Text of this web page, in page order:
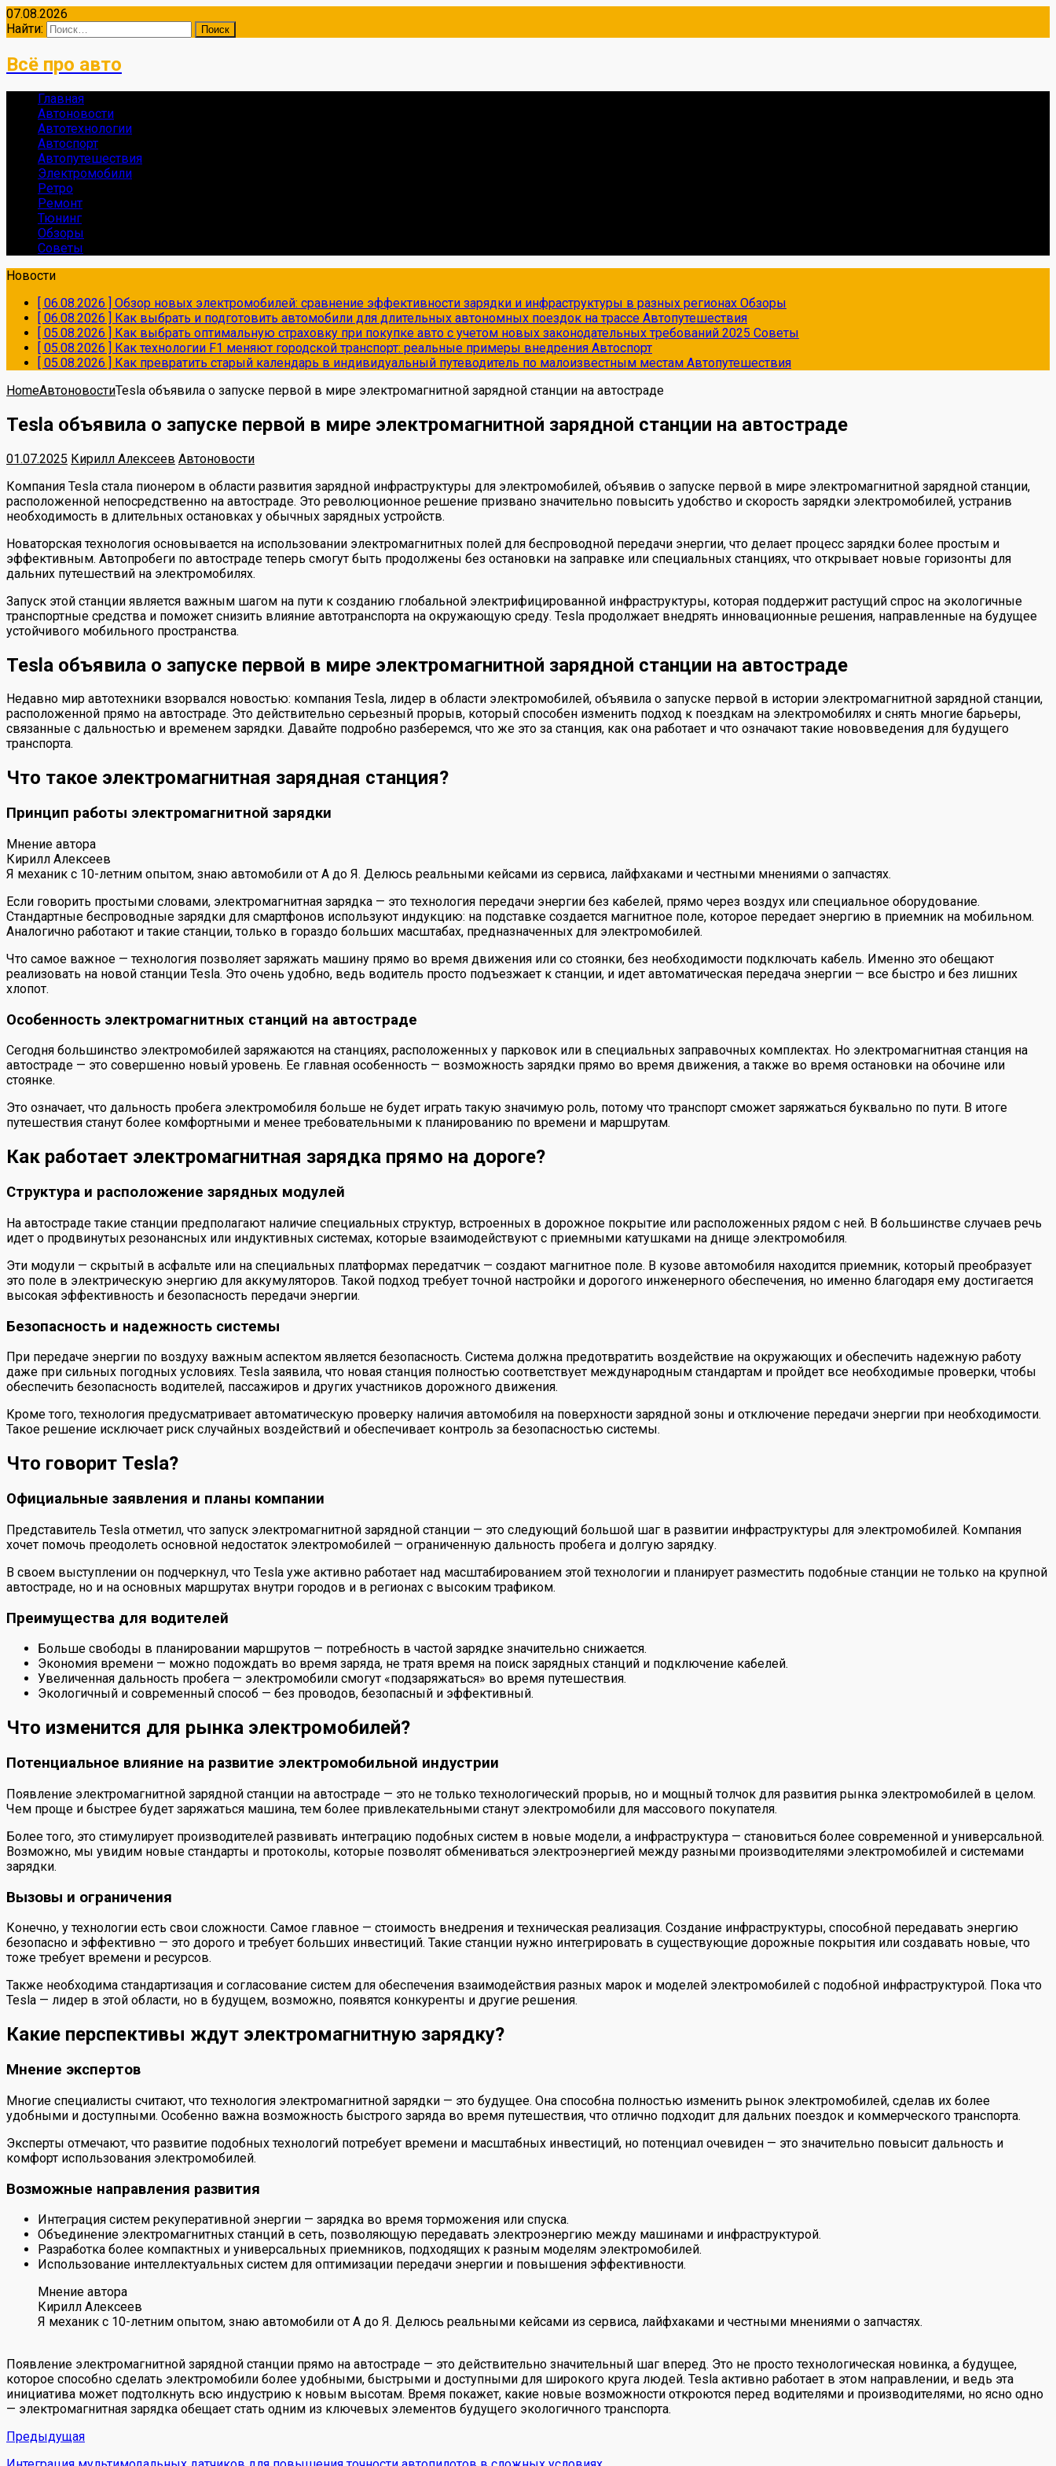
07.08.2026
Найти:
Всё про авто
Главная
Автоновости
Автотехнологии
Автоспорт
Автопутешествия
Электромобили
Ретро
Ремонт
Тюнинг
Обзоры
Советы
Новости
[ 06.08.2026 ] Обзор новых электромобилей: сравнение эффективности зарядки и инфраструктуры в разных регионах Обзоры
[ 06.08.2026 ] Как выбрать и подготовить автомобили для длительных автономных поездок на трассе Автопутешествия
[ 05.08.2026 ] Как выбрать оптимальную страховку при покупке авто с учетом новых законодательных требований 2025 Советы
[ 05.08.2026 ] Как технологии F1 меняют городской транспорт: реальные примеры внедрения Автоспорт
[ 05.08.2026 ] Как превратить старый календарь в индивидуальный путеводитель по малоизвестным местам Автопутешествия
HomeАвтоновостиTesla объявила о запуске первой в мире электромагнитной зарядной станции на автостраде
Tesla объявила о запуске первой в мире электромагнитной зарядной станции на автостраде
01.07.2025 Кирилл Алексеев Автоновости
Компания Tesla стала пионером в области развития зарядной инфраструктуры для электромобилей, объявив о запуске первой в мире электромагнитной зарядной станции,
расположенной непосредственно на автостраде. Это революционное решение призвано значительно повысить удобство и скорость зарядки электромобилей, устранив
необходимость в длительных остановках у обычных зарядных устройств.
Новаторская технология основывается на использовании электромагнитных полей для беспроводной передачи энергии, что делает процесс зарядки более простым и
эффективным. Автопробеги по автостраде теперь смогут быть продолжены без остановки на заправке или специальных станциях, что открывает новые горизонты для
дальних путешествий на электромобилях.
Запуск этой станции является важным шагом на пути к созданию глобальной электрифицированной инфраструктуры, которая поддержит растущий спрос на экологичные
транспортные средства и поможет снизить влияние автотранспорта на окружающую среду. Tesla продолжает внедрять инновационные решения, направленные на будущее
устойчивого мобильного пространства.
Tesla объявила о запуске первой в мире электромагнитной зарядной станции на автостраде
Недавно мир автотехники взорвался новостью: компания Tesla, лидер в области электромобилей, объявила о запуске первой в истории электромагнитной зарядной станции,
расположенной прямо на автостраде. Это действительно серьезный прорыв, который способен изменить подход к поездкам на электромобилях и снять многие барьеры,
связанные с дальностью и временем зарядки. Давайте подробно разберемся, что же это за станция, как она работает и что означают такие нововведения для будущего
транспорта.
Что такое электромагнитная зарядная станция?
Принцип работы электромагнитной зарядки
Мнение автора
Кирилл Алексеев
Я механик с 10-летним опытом, знаю автомобили от А до Я. Делюсь реальными кейсами из сервиса, лайфхаками и честными мнениями о запчастях.
Если говорить простыми словами, электромагнитная зарядка — это технология передачи энергии без кабелей, прямо через воздух или специальное оборудование.
Стандартные беспроводные зарядки для смартфонов используют индукцию: на подставке создается магнитное поле, которое передает энергию в приемник на мобильном.
Аналогично работают и такие станции, только в гораздо больших масштабах, предназначенных для электромобилей.
Что самое важное — технология позволяет заряжать машину прямо во время движения или со стоянки, без необходимости подключать кабель. Именно это обещают
реализовать на новой станции Tesla. Это очень удобно, ведь водитель просто подъезжает к станции, и идет автоматическая передача энергии — все быстро и без лишних
хлопот.
Особенность электромагнитных станций на автостраде
Сегодня большинство электромобилей заряжаются на станциях, расположенных у парковок или в специальных заправочных комплектах. Но электромагнитная станция на
автостраде — это совершенно новый уровень. Ее главная особенность — возможность зарядки прямо во время движения, а также во время остановки на обочине или
стоянке.
Это означает, что дальность пробега электромобиля больше не будет играть такую значимую роль, потому что транспорт сможет заряжаться буквально по пути. В итоге
путешествия станут более комфортными и менее требовательными к планированию по времени и маршрутам.
Как работает электромагнитная зарядка прямо на дороге?
Структура и расположение зарядных модулей
На автостраде такие станции предполагают наличие специальных структур, встроенных в дорожное покрытие или расположенных рядом с ней. В большинстве случаев речь
идет о продвинутых резонансных или индуктивных системах, которые взаимодействуют с приемными катушками на днище электромобиля.
Эти модули — скрытый в асфальте или на специальных платформах передатчик — создают магнитное поле. В кузове автомобиля находится приемник, который преобразует
это поле в электрическую энергию для аккумуляторов. Такой подход требует точной настройки и дорогого инженерного обеспечения, но именно благодаря ему достигается
высокая эффективность и безопасность передачи энергии.
Безопасность и надежность системы
При передаче энергии по воздуху важным аспектом является безопасность. Система должна предотвратить воздействие на окружающих и обеспечить надежную работу
даже при сильных погодных условиях. Tesla заявила, что новая станция полностью соответствует международным стандартам и пройдет все необходимые проверки, чтобы
обеспечить безопасность водителей, пассажиров и других участников дорожного движения.
Кроме того, технология предусматривает автоматическую проверку наличия автомобиля на поверхности зарядной зоны и отключение передачи энергии при необходимости.
Такое решение исключает риск случайных воздействий и обеспечивает контроль за безопасностью системы.
Что говорит Tesla?
Официальные заявления и планы компании
Представитель Tesla отметил, что запуск электромагнитной зарядной станции — это следующий большой шаг в развитии инфраструктуры для электромобилей. Компания
хочет помочь преодолеть основной недостаток электромобилей — ограниченную дальность пробега и долгую зарядку.
В своем выступлении он подчеркнул, что Tesla уже активно работает над масштабированием этой технологии и планирует разместить подобные станции не только на крупной
автостраде, но и на основных маршрутах внутри городов и в регионах с высоким трафиком.
Преимущества для водителей
Больше свободы в планировании маршрутов — потребность в частой зарядке значительно снижается.
Экономия времени — можно подождать во время заряда, не тратя время на поиск зарядных станций и подключение кабелей.
Увеличенная дальность пробега — электромобили смогут «подзаряжаться» во время путешествия.
Экологичный и современный способ — без проводов, безопасный и эффективный.
Что изменится для рынка электромобилей?
Потенциальное влияние на развитие электромобильной индустрии
Появление электромагнитной зарядной станции на автостраде — это не только технологический прорыв, но и мощный толчок для развития рынка электромобилей в целом.
Чем проще и быстрее будет заряжаться машина, тем более привлекательными станут электромобили для массового покупателя.
Более того, это стимулирует производителей развивать интеграцию подобных систем в новые модели, а инфраструктура — становиться более современной и универсальной.
Возможно, мы увидим новые стандарты и протоколы, которые позволят обмениваться электроэнергией между разными производителями электромобилей и системами
зарядки.
Вызовы и ограничения
Конечно, у технологии есть свои сложности. Самое главное — стоимость внедрения и техническая реализация. Создание инфраструктуры, способной передавать энергию
безопасно и эффективно — это дорого и требует больших инвестиций. Такие станции нужно интегрировать в существующие дорожные покрытия или создавать новые, что
тоже требует времени и ресурсов.
Также необходима стандартизация и согласование систем для обеспечения взаимодействия разных марок и моделей электромобилей с подобной инфраструктурой. Пока что
Tesla — лидер в этой области, но в будущем, возможно, появятся конкуренты и другие решения.
Какие перспективы ждут электромагнитную зарядку?
Мнение экспертов
Многие специалисты считают, что технология электромагнитной зарядки — это будущее. Она способна полностью изменить рынок электромобилей, сделав их более
удобными и доступными. Особенно важна возможность быстрого заряда во время путешествия, что отлично подходит для дальних поездок и коммерческого транспорта.
Эксперты отмечают, что развитие подобных технологий потребует времени и масштабных инвестиций, но потенциал очевиден — это значительно повысит дальность и
комфорт использования электромобилей.
Возможные направления развития
Интеграция систем рекуперативной энергии — зарядка во время торможения или спуска.
Объединение электромагнитных станций в сеть, позволяющую передавать электроэнергию между машинами и инфраструктурой.
Разработка более компактных и универсальных приемников, подходящих к разным моделям электромобилей.
Использование интеллектуальных систем для оптимизации передачи энергии и повышения эффективности.
Мнение автора
Кирилл Алексеев
Я механик с 10-летним опытом, знаю автомобили от А до Я. Делюсь реальными кейсами из сервиса, лайфхаками и честными мнениями о запчастях.
Появление электромагнитной зарядной станции прямо на автостраде — это действительно значительный шаг вперед. Это не просто технологическая новинка, а будущее,
которое способно сделать электромобили более удобными, быстрыми и доступными для широкого круга людей. Tesla активно работает в этом направлении, и ведь эта
инициатива может подтолкнуть всю индустрию к новым высотам. Время покажет, какие новые возможности откроются перед водителями и производителями, но ясно одно
— электромагнитная зарядка обещает стать одним из ключевых элементов будущего экологичного транспорта.
Предыдущая